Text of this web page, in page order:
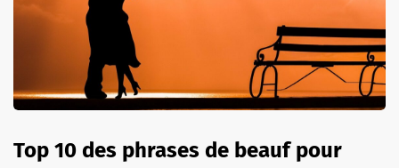
Top 10 des phrases de beauf pour